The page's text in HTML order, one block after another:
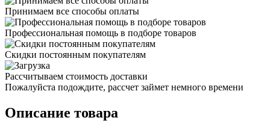
Принимаем все способы оплаты
Профессиональная помощь в подборе товаров
Скидки постоянным покупателям
Рассчитываем стоимость доставки
Пожалуйста подождите, рассчет займет немного времени
Описание товара